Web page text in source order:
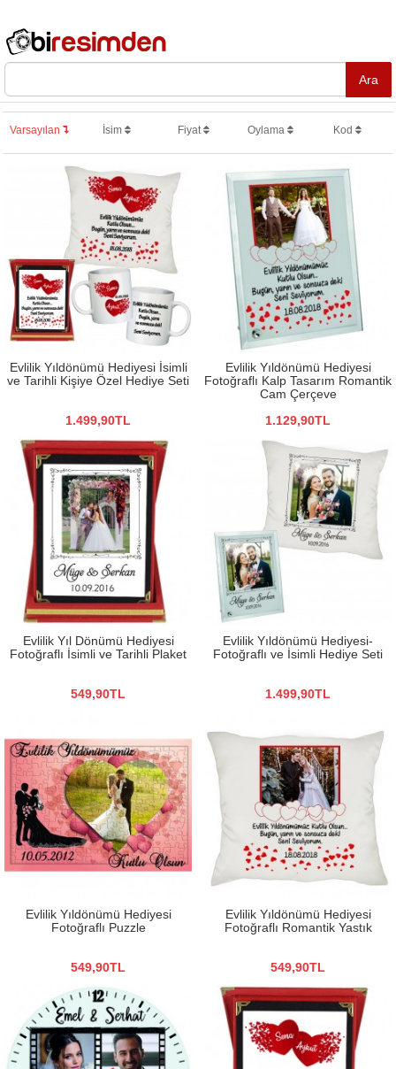
Varsayılan İsim Fiyat Oylama Kod
Evlilik Yıldönümü Hediyesi İsimli
ve Tarihli Kişiye Özel Hediye Seti
1.499,90TL
Evlilik Yıldönümü Hediyesi
Fotoğraflı Kalp Tasarım Romantik
Cam Çerçeve
1.129,90TL
Evlilik Yıl Dönümü Hediyesi
Fotoğraflı İsimli ve Tarihli Plaket
549,90TL
Evlilik Yıldönümü Hediyesi-
Fotoğraflı ve İsimli Hediye Seti
1.499,90TL
Evlilik Yıldönümü Hediyesi
Fotoğraflı Puzzle
549,90TL
Evlilik Yıldönümü Hediyesi
Fotoğraflı Romantik Yastık
549,90TL